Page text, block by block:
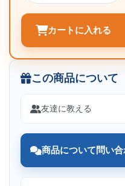
カートに入れる
この商品について
友達に教える
商品について問い